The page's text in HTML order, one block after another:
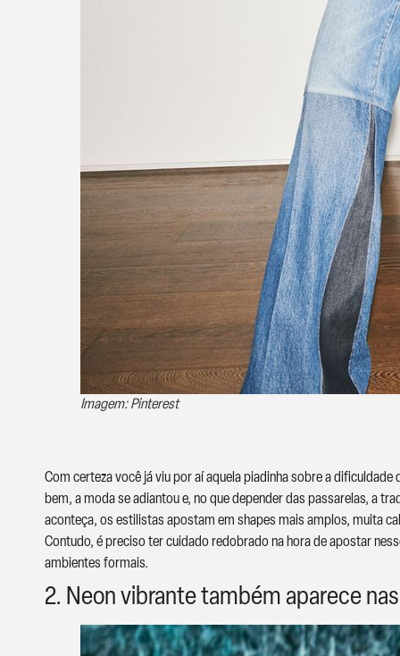
Imagem: Pinterest
Com certeza você já viu por aí aquela piadinha sobre a
bem, a moda se adiantou e, no que depender das passarelas, a
aconteça, os estilistas apostam em shapes mais amplos, muita
Contudo, é preciso ter cuidado redobrado na hora de apostar
ambientes formais.
2. Neon vibrante também aparece